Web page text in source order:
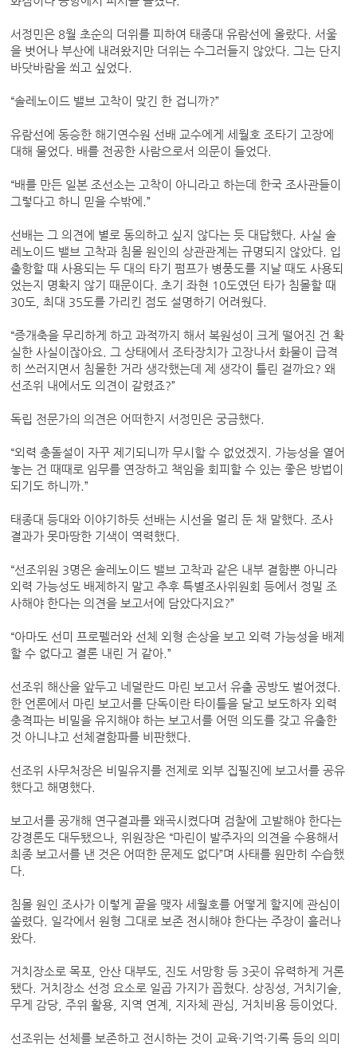
서정민은 8월 초순의 더위를 피하여 태종대 유람선에 올랐다. 서울
을 벗어나 부산에 내려왔지만 더위는 수그러들지 않았다. 그는 단지
바닷바람을 쐬고 싶었다.
“솔레노이드 밸브 고착이 맞긴 한 겁니까?”
유람선에 동승한 해기연수원 선배 교수에게 세월호 조타기 고장에
대해 물었다. 배를 전공한 사람으로서 의문이 들었다.
“배를 만든 일본 조선소는 고착이 아니라고 하는데 한국 조사관들이
그렇다고 하니 믿을 수밖에.”
선배는 그 의견에 별로 동의하고 싶지 않다는 듯 대답했다. 사실 솔
레노이드 밸브 고착과 침몰 원인의 상관관계는 규명되지 않았다. 입
출항할 때 사용되는 두 대의 타기 펌프가 병풍도를 지날 때도 사용되
었는지 명확지 않기 때문이다. 초기 좌현 10도였던 타가 침몰할 때
30도, 최대 35도를 가리킨 점도 설명하기 어려웠다.
“증개축을 무리하게 하고 과적까지 해서 복원성이 크게 떨어진 건 확
실한 사실이잖아요. 그 상태에서 조타장치가 고장나서 화물이 급격
히 쓰러지면서 침몰한 거라 생각했는데 제 생각이 틀린 걸까요? 왜
선조위 내에서도 의견이 갈렸죠?”
독립 전문가의 의견은 어떠한지 서정민은 궁금했다.
“외력 충돌설이 자꾸 제기되니까 무시할 수 없었겠지. 가능성을 열어
놓는 건 때때로 임무를 연장하고 책임을 회피할 수 있는 좋은 방법이
되기도 하니까.”
태종대 등대와 이야기하듯 선배는 시선을 멀리 둔 채 말했다. 조사
결과가 못마땅한 기색이 역력했다.
“선조위원 3명은 솔레노이드 밸브 고착과 같은 내부 결함뿐 아니라
외력 가능성도 배제하지 말고 추후 특별조사위원회 등에서 정밀 조
사해야 한다는 의견을 보고서에 담았다지요?”
“아마도 선미 프로펠러와 선체 외형 손상을 보고 외력 가능성을 배제
할 수 없다고 결론 내린 거 같아.”
선조위 해산을 앞두고 네덜란드 마린 보고서 유출 공방도 벌어졌다.
한 언론에서 마린 보고서를 단독이란 타이틀을 달고 보도하자 외력
충격파는 비밀을 유지해야 하는 보고서를 어떤 의도를 갖고 유출한
것 아니냐고 선체결함파를 비판했다.
선조위 사무처장은 비밀유지를 전제로 외부 집필진에 보고서를 공유
했다고 해명했다.
보고서를 공개해 연구결과를 왜곡시켰다며 검찰에 고발해야 한다는
강경론도 대두됐으나, 위원장은 “마린이 발주자의 의견을 수용해서
최종 보고서를 낸 것은 어떠한 문제도 없다”며 사태를 원만히 수습했
다.
침몰 원인 조사가 이렇게 끝을 맺자 세월호를 어떻게 할지에 관심이
쏠렸다. 일각에서 원형 그대로 보존 전시해야 한다는 주장이 흘러나
왔다.
거치장소로 목포, 안산 대부도, 진도 서망항 등 3곳이 유력하게 거론
됐다. 거치장소 선정 요소로 일곱 가지가 꼽혔다. 상징성, 거치기술,
무게 감당, 주위 활용, 지역 연계, 지자체 관심, 거치비용 등이었다.
선조위는 선체를 보존하고 전시하는 것이 교육·기억·기록 등의 의미